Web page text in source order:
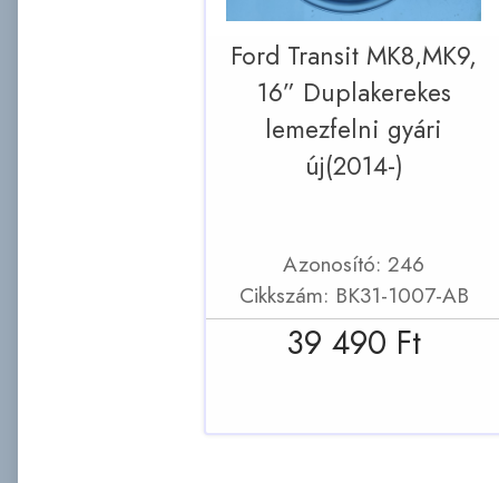
Ford Transit MK8,MK9,
16” Duplakerekes
lemezfelni gyári
új(2014-)
Azonosító: 246
Cikkszám: BK31-1007-AB
39 490 Ft